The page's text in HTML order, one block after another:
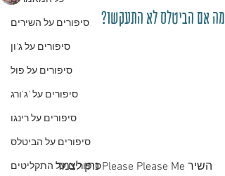
סיפורים על השירים
סיפורים על ג'ון
סיפורים על פול
סיפורים על 'ג'ורג
סיפורים על רינגו
סיפורים על הביטלס
סיפורים על התקליטים
מה אם הביטלס לא התעקשו?
השיר Please Please Me נתן לצמד